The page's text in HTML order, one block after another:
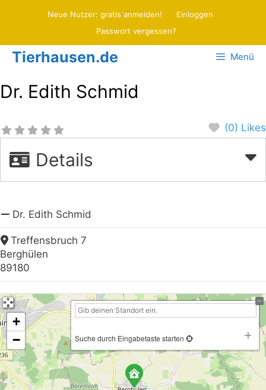
Neue Nutzer: gratis anmelden!
Einloggen
Passwort vergessen?
Tierhausen.de Menü
Dr. Edith Schmid
(0) Likes
Details
Dr. Edith Schmid
Treffensbruch 7
Berghülen
89180
+
−
Suche durch Eingabetaste starten